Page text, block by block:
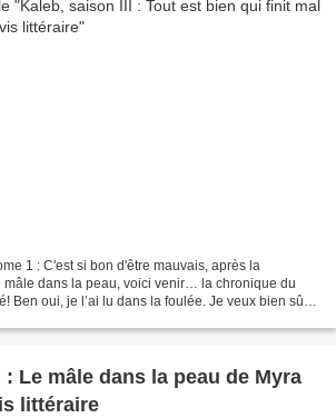
1 : C'est si bon d'être mauvais, après la
mâle dans la peau, voici venir… la chronique du
Ben oui, je l’ai lu dans la foulée. Je veux bien sûr
Le mâle dans la peau de Myra
littéraire